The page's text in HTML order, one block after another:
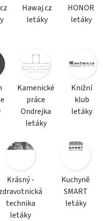
Hawaj.cz
letáky
HONOR
letáky
Kamenické
práce
Ondrejka
letáky
Knižní
klub
letáky
Krásný -
technika
letáky
Kuchyně
SMART
letáky